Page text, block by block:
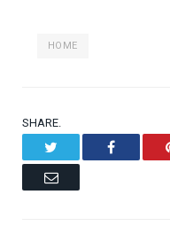
HOME
SHARE.
Facebook
Email